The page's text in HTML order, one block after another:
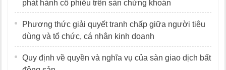
phát hành cổ phiếu trên sàn chứng khoán
Phương thức giải quyết tranh chấp giữa người tiêu
dùng và tổ chức, cá nhân kinh doanh
Quy định về quyền và nghĩa vụ của sàn giao dịch bất